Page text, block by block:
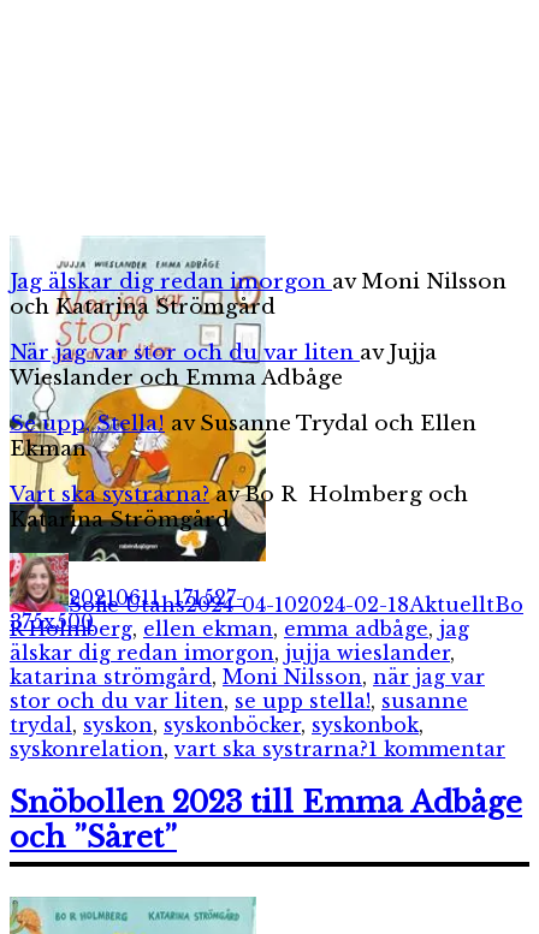
Jag älskar dig redan imorgon av Moni Nilsson
och Katarina Strömgård
När jag var stor och du var liten av Jujja
Wieslander och Emma Adbåge
Se upp, Stella! av Susanne Trydal och Ellen
Ekman
Vart ska systrarna?av Bo R Holmberg och
Katarina Strömgård
Författare
Sofie Utahs
Publicerat
den
2024-04-102024-02-18AktuelltBo
R Holmberg, ellen ekman, emma adbåge, jag
älskar dig redan imorgon, jujja wieslander,
katarina strömgård, Moni Nilsson, när jag var
stor och du var liten, se upp stella!, susanne
trydal, syskon, syskonböcker, syskonbok,
syskonrelation,vart ska systrarna?1 kommentartill
om
Snöbollen 2023 till Emma Adbåge
och ”Såret”